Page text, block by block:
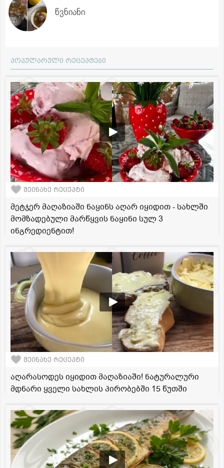
წვნიანი
პოპულარული რეცეპტები
შეინახე რეცეპტი
მეტჯერ მაღაზიაში ნაყინს აღარ იყიდით - სახლში
მომზადებული მარწყვის ნაყინი სულ 3
ინგრედიენტით!
შეინახე რეცეპტი
აღარასოდეს იყიდით მაღაზიაში! ნატურალური
მდნარი ყველი სახლის პირობებში 15 წუთში